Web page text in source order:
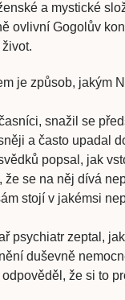
a mystické
ovlivní Gogolův
je způsob, jakým
snažil se
a často upadal
popsal, jak
že se na něj dívá
stojí v jakémsi
psychiatr zeptal,
duševně
že si to